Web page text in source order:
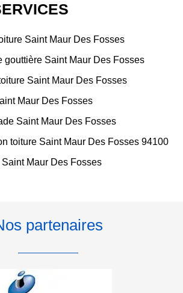
Saint Maur Des Fosses
gouttière Saint Maur Des Fosses
Saint Maur Des Fosses
Maur Des Fosses
Saint Maur Des Fosses
toiture Saint Maur Des Fosses 94100
Maur Des Fosses
partenaires